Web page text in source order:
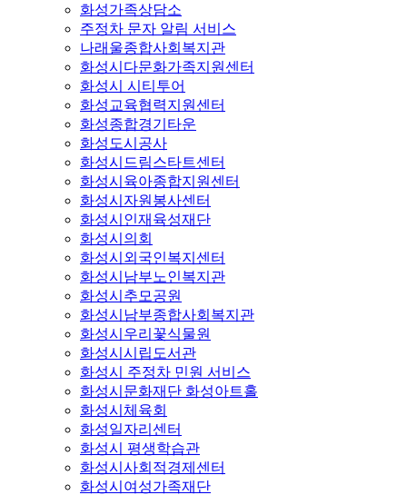
화성가족상담소
주정차 문자 알림 서비스
나래울종합사회복지관
화성시다문화가족지원센터
화성시 시티투어
화성교육협력지원센터
화성종합경기타운
화성도시공사
화성시드림스타트센터
화성시육아종합지원센터
화성시자원봉사센터
화성시인재육성재단
화성시의회
화성시외국인복지센터
화성시남부노인복지관
화성시추모공원
화성시남부종합사회복지관
화성시우리꽃식물원
화성시시립도서관
화성시 주정차 민원 서비스
화성시문화재단 화성아트홀
화성시체육회
화성일자리센터
화성시 평생학습관
화성시사회적경제센터
화성시여성가족재단